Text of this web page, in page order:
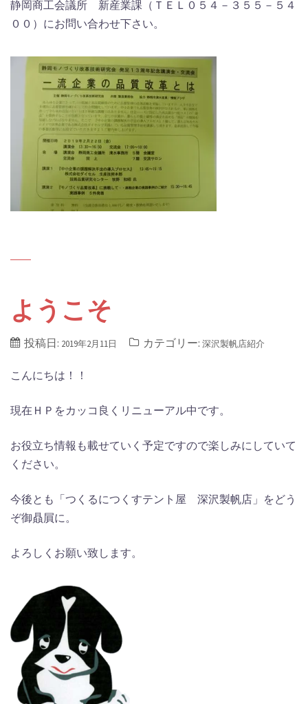
静岡商工会議所 新産業課（ＴＥＬ０５４－３５５－５４
００）にお問い合わせ下さい。
ようこそ
投稿日: 2019年2月11日 カテゴリー: 深沢製帆店紹介
こんにちは！！
現在ＨＰをカッコ良くリニューアル中です。
お役立ち情報も載せていく予定ですので楽しみにしていて
ください。
今後とも「つくるにつくすテント屋 深沢製帆店」をどう
ぞ御贔屓に。
よろしくお願い致します。